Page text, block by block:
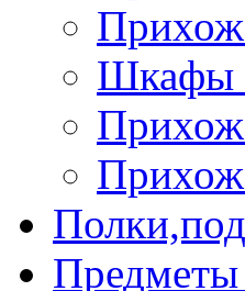
Шкафы
Предметы